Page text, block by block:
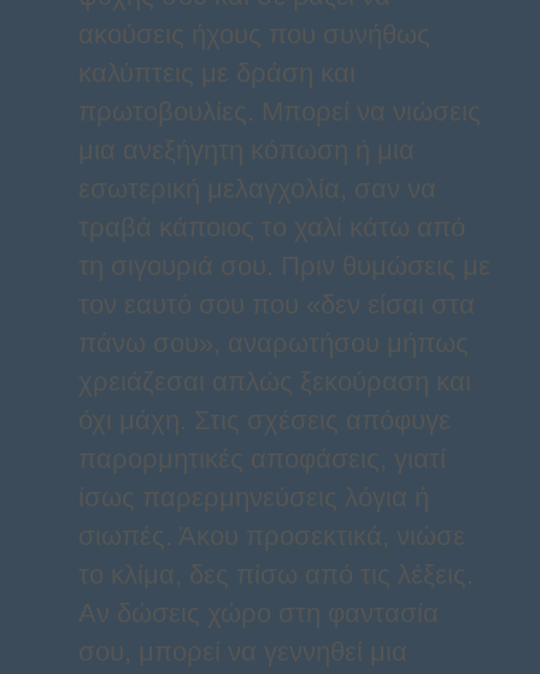
ακούσεις ήχους που συνήθως
καλύπτεις με δράση και
πρωτοβουλίες. Μπορεί να νιώσεις
μια ανεξήγητη κόπωση ή μια
εσωτερική μελαγχολία, σαν να
τραβά κάποιος το χαλί κάτω από
τη σιγουριά σου. Πριν θυμώσεις με
τον εαυτό σου που «δεν είσαι στα
πάνω σου», αναρωτήσου μήπως
χρειάζεσαι απλώς ξεκούραση και
όχι μάχη. Στις σχέσεις απόφυγε
παρορμητικές αποφάσεις, γιατί
ίσως παρερμηνεύσεις λόγια ή
σιωπές. Άκου προσεκτικά, νιώσε
το κλίμα, δες πίσω από τις λέξεις.
Αν δώσεις χώρο στη φαντασία
σου, μπορεί να γεννηθεί μια